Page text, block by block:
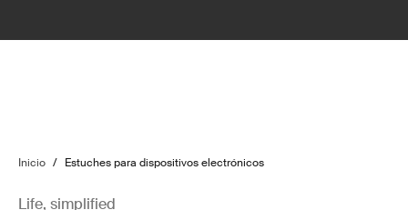
Inicio / Estuches para dispositivos electrónicos
Life, simplified